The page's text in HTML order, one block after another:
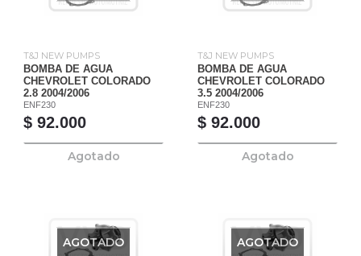
T&J NEW PUMPS
BOMBA DE AGUA
CHEVROLET COLORADO
2.8 2004/2006
ENF230
$ 92.000
Agotado
T&J NEW PUMPS
BOMBA DE AGUA
CHEVROLET COLORADO
3.5 2004/2006
ENF230
$ 92.000
Agotado
AGOTADO AGOTADO